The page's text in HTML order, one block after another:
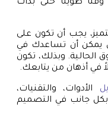
طويلًا حتى بدأت
يجب أن تكون على
يمكن أن تساعدك في
الحالية. وبذلك، تكون
في أذهان من يتابعك.
الأدوات، والتقنيات،
بكل جانب في التصميم